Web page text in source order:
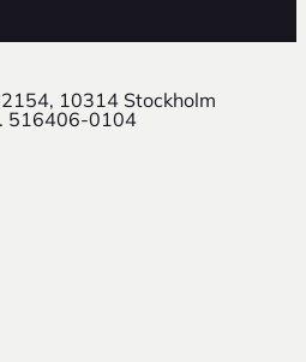
2154, 10314 Stockholm
516406-0104